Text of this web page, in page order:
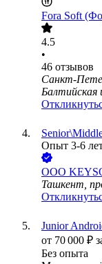
Fora Soft
4.5
•
46 отзывов
Санкт-
Балтийская
Опыт 3-6
ООО
Ташкент,
Junior
от 70 000 ₽
Без опыта